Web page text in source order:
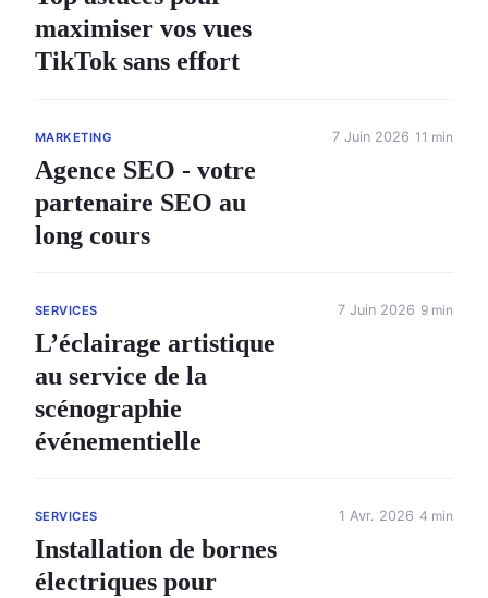
maximiser vos vues
TikTok sans effort
MARKETING
Agence SEO - votre
partenaire SEO au
long cours
7 Juin 2026 11 min
SERVICES
L’éclairage artistique
au service de la
scénographie
événementielle
7 Juin 2026 9 min
SERVICES
Installation de bornes
électriques pour
1 Avr. 2026 4 min